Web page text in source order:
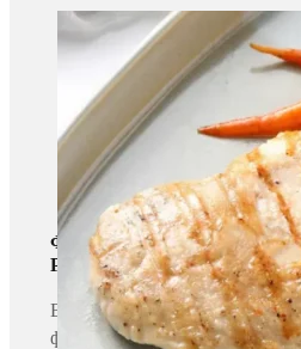
Формованные продукты（
Рулет из бекона）
В спиральной печи также
фритюрницей, которая